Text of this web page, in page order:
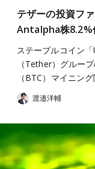
テザーの投資フ
Antalpha株8.2%
ステーブルコイン
（Tether）グルー
（BTC）マイニン
渡邉洋輔